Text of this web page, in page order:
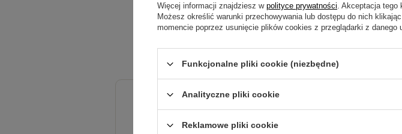
Opinie
4.50
Więcej informacji znajdziesz w polityce prywatności. Akceptacja tego
Możesz określić warunki przechowywania lub dostępu do nich
momencie poprzez usunięcie plików cookies z przeglądarki z danego
Funkcjonalne pliki cookie (niezbędne)
Analityczne pliki cookie
Reklamowe pliki cookie